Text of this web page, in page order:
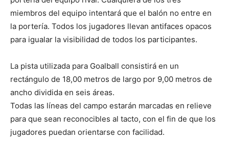
miembros del equipo intentará que el balón no entre en
la portería. Todos los jugadores llevan antifaces opacos
para igualar la visibilidad de todos los participantes.
La pista utilizada para Goalball consistirá en un
rectángulo de 18,00 metros de largo por 9,00 metros de
ancho dividida en seis áreas.
Todas las líneas del campo estarán marcadas en relieve
para que sean reconocibles al tacto, con el fin de que los
jugadores puedan orientarse con facilidad.